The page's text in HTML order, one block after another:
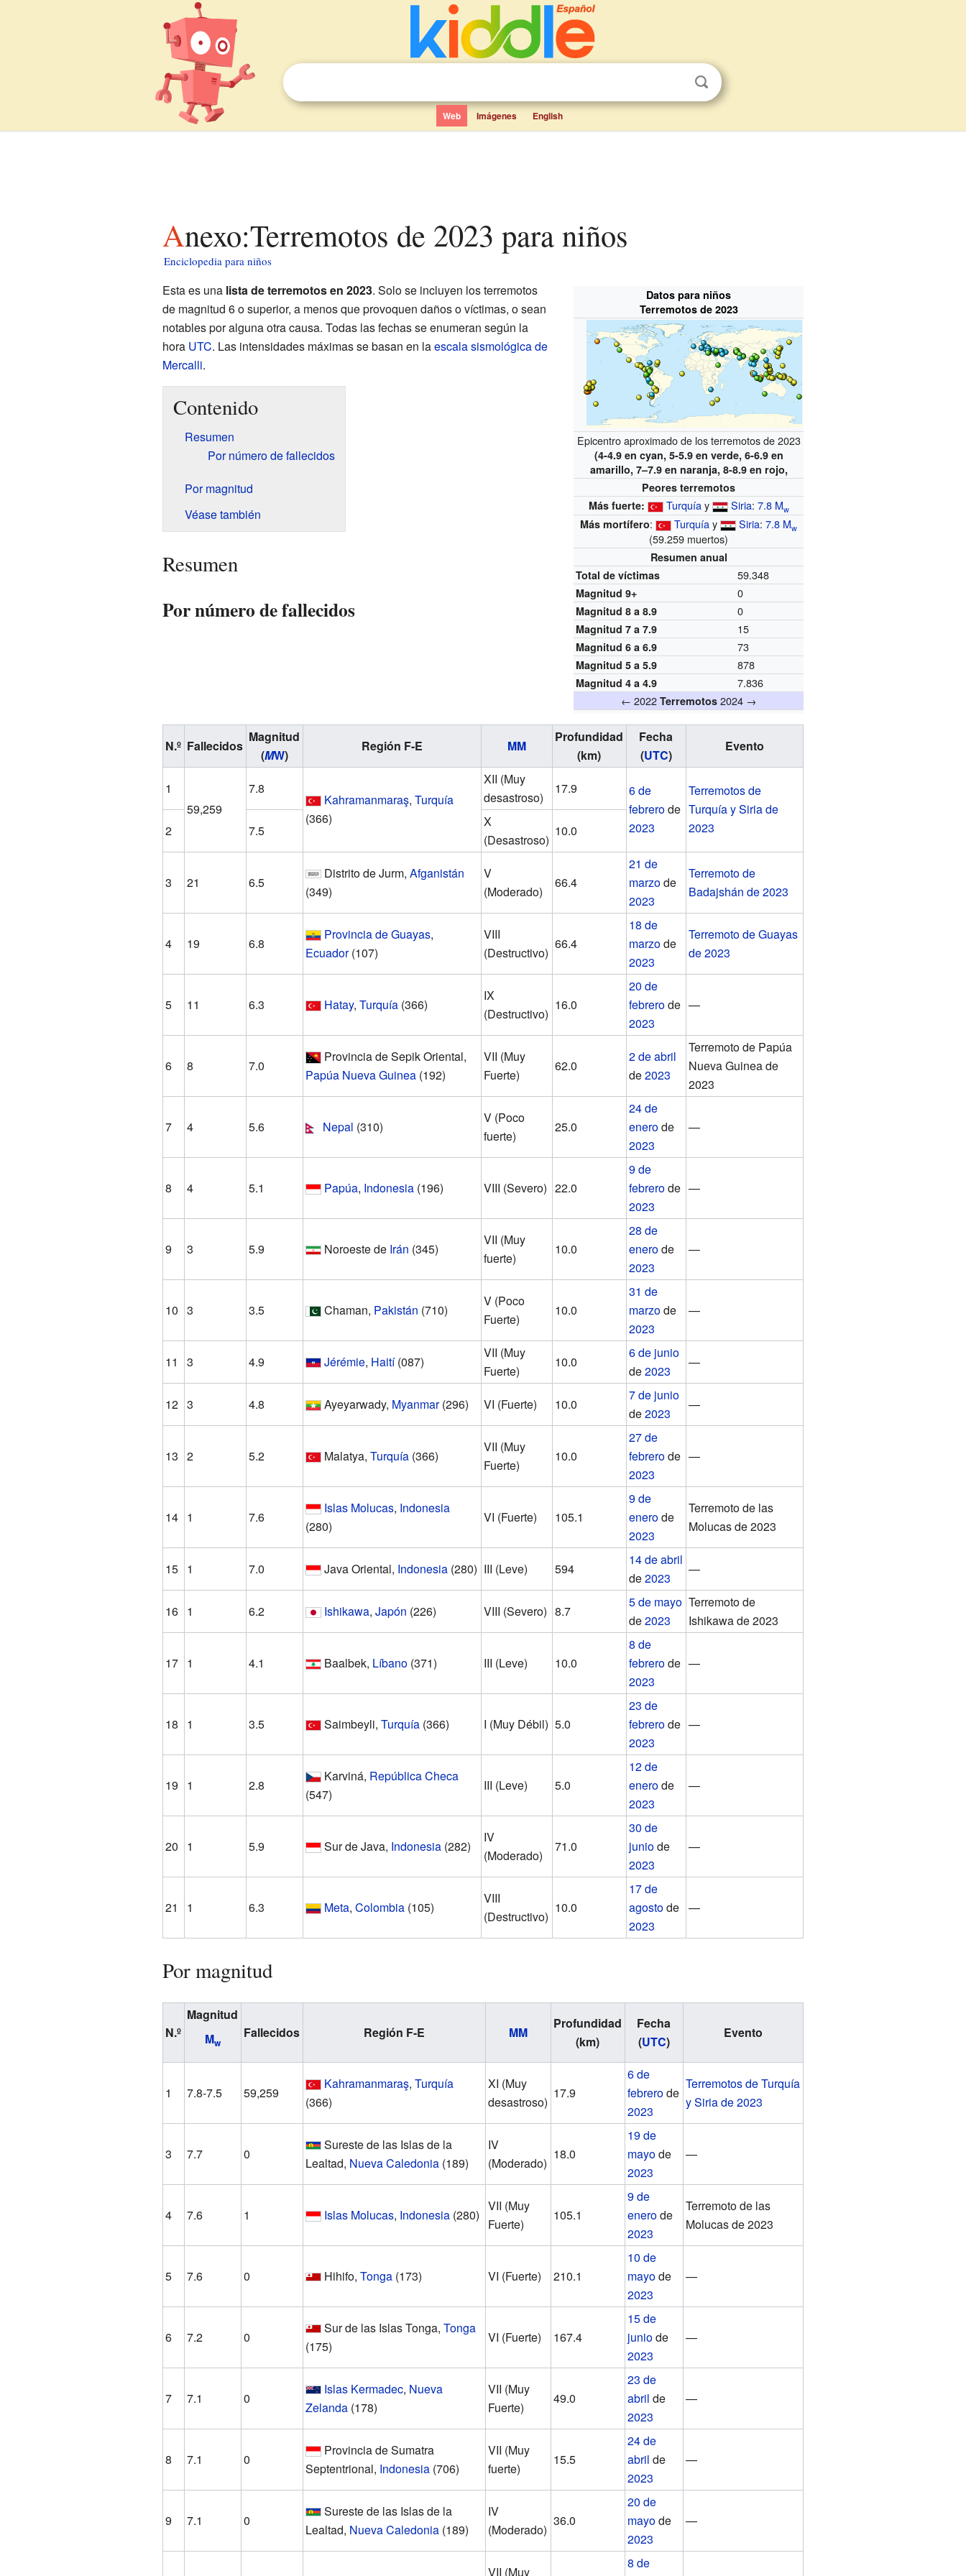
Web Imágenes English
Anexo:Terremotos de 2023 para niños
Enciclopedia para niños
Datos para niños
Terremotos de 2023
Epicentro aproximado de los terremotos de 2023
(4-4.9 en cyan, 5-5.9 en verde, 6-6.9 en
amarillo, 7–7.9 en naranja, 8-8.9 en rojo,
Peores terremotos
Más fuerte:
Turquíay Siria: 7.8 Mw
Más mortífero: Turquíay Siria:7.8 Mw
(59.259 muertos)
Resumen anual
Total de víctimas
59.348
Magnitud 9+ 0
Magnitud 8 a 8.9 0
Magnitud 7 a 7.9 15
Magnitud 6 a 6.9 73
Magnitud 5 a 5.9 878
Magnitud 4 a 4.9
7.836
← 2022Terremotos 2024 →
Esta es una lista de terremotos en 2023. Solo se incluyen los terremotos
de magnitud 6 o superior, a menos que provoquen daños o víctimas, o sean
notables por alguna otra causa. Todas las fechas se enumeran según la
hora UTC. Las intensidades máximas se basan en laescala sismológica de
Mercalli.
Contenido
Resumen
Por número de fallecidos
Por magnitud
Véase también
Resumen
Por número de fallecidos
N.º Fallecidos
Magnitud
(MW)
Región F-E MM
Profundidad
(km)
Fecha
(UTC)
Evento
1
59,259
7.8
Kahramanmaraş, Turquía
(366)
XII (Muy
desastroso)
17.9
6 de
febrerode
2023
Terremotos de
Turquía y Siria de
2023
2 7.5
X
(Desastroso)
10.0
3 21 6.5
Distrito de Jurm, Afganistán
(349)
V
(Moderado)
66.4
21 de
marzode
2023
Terremoto de
Badajshán de 2023
4 19 6.8
Provincia de Guayas,
Ecuador(107)
VIII
(Destructivo)
66.4
18 de
marzode
2023
Terremoto de Guayas
de 2023
5 11 6.3 Hatay, Turquía(366)
IX
(Destructivo)
16.0
20 de
febrerode
2023
—
6 8 7.0
Provincia de Sepik Oriental,
Papúa Nueva Guinea(192)
VII (Muy
Fuerte)
62.0
2 de abril
de2023
Terremoto de Papúa
Nueva Guinea de
2023
7 4 5.6 Nepal (310)
V (Poco
fuerte)
25.0
24 de
enerode
2023
—
8 4 5.1 Papúa, Indonesia(196) VIII (Severo) 22.0
9 de
febrerode
2023
—
9 3 5.9 Noroeste de Irán (345)
VII (Muy
fuerte)
10.0
28 de
enerode
2023
—
10 3 3.5 Chaman, Pakistán (710)
V (Poco
Fuerte)
10.0
31 de
marzode
2023
—
11 3 4.9 Jérémie, Haití(087)
VII (Muy
Fuerte)
10.0
6 de junio
de2023
—
12 3 4.8 Ayeyarwady, Myanmar(296) VI (Fuerte) 10.0
7 de junio
de2023
—
13 2 5.2 Malatya, Turquía(366)
VII (Muy
Fuerte)
10.0
27 de
febrerode
2023
—
14 1 7.6
Islas Molucas, Indonesia
(280)
VI (Fuerte) 105.1
9 de
enerode
2023
Terremoto de las
Molucas de 2023
15 1 7.0 Java Oriental, Indonesia(280) III (Leve) 594
14 de abril
de2023
—
16 1 6.2 Ishikawa, Japón (226) VIII (Severo) 8.7
5 de mayo
de2023
Terremoto de
Ishikawa de 2023
17 1 4.1 Baalbek, Líbano(371) III (Leve) 10.0
8 de
febrerode
2023
—
18 1 3.5 Saimbeyli, Turquía(366) I (Muy Débil) 5.0
23 de
febrerode
2023
—
19 1 2.8
Karviná, República Checa
(547)
III (Leve) 5.0
12 de
enerode
2023
—
20 1 5.9 Sur de Java, Indonesia(282)
IV
(Moderado)
71.0
30 de
juniode
2023
—
21 1 6.3 Meta, Colombia(105)
VIII
(Destructivo)
10.0
17 de
agostode
2023
—
Por magnitud
N.º
Magnitud
Mw
Fallecidos Región F-E MM
Profundidad
(km)
Fecha
(UTC)
Evento
1 7.8-7.5 59,259
Kahramanmaraş, Turquía
(366)
XI (Muy
desastroso)
17.9
6 de
febrerode
2023
Terremotos de Turquía
y Siria de 2023
3 7.7 0
Sureste de las Islas de la
Lealtad, Nueva Caledonia(189)
IV
(Moderado)
18.0
19 de
mayode
2023
—
4 7.6 1 Islas Molucas, Indonesia(280)
VII (Muy
Fuerte)
105.1
9 de
enerode
2023
Terremoto de las
Molucas de 2023
5 7.6 0 Hihifo, Tonga(173) VI (Fuerte) 210.1
10 de
mayode
2023
—
6 7.2 0
Sur de las Islas Tonga, Tonga
(175)
VI (Fuerte) 167.4
15 de
juniode
2023
—
7 7.1 0
Islas Kermadec, Nueva
Zelanda(178)
VII (Muy
Fuerte)
49.0
23 de
abril de
2023
—
8 7.1 0
Provincia de Sumatra
Septentrional, Indonesia(706)
VII (Muy
fuerte)
15.5
24 de
abril de
2023
—
9 7.1 0
Sureste de las Islas de la
Lealtad, Nueva Caledonia(189)
IV
(Moderado)
36.0
20 de
mayode
2023
—
VII (Muy
8 de